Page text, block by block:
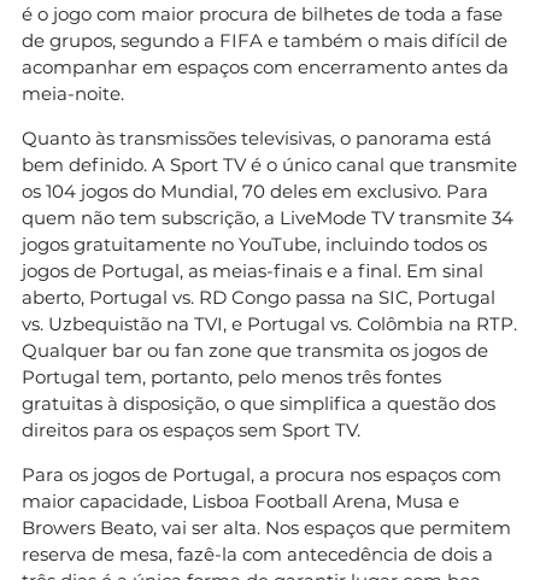
é o jogo com maior procura de bilhetes de toda a fase
de grupos, segundo a FIFA e também o mais difícil de
acompanhar em espaços com encerramento antes da
meia-noite.
Quanto às transmissões televisivas, o panorama está
bem definido. A Sport TV é o único canal que transmite
os 104 jogos do Mundial, 70 deles em exclusivo. Para
quem não tem subscrição, a LiveMode TV transmite 34
jogos gratuitamente no YouTube, incluindo todos os
jogos de Portugal, as meias-finais e a final. Em sinal
aberto, Portugal vs. RD Congo passa na SIC, Portugal
vs. Uzbequistão na TVI, e Portugal vs. Colômbia na RTP.
Qualquer bar ou fan zone que transmita os jogos de
Portugal tem, portanto, pelo menos três fontes
gratuitas à disposição, o que simplifica a questão dos
direitos para os espaços sem Sport TV.
Para os jogos de Portugal, a procura nos espaços com
maior capacidade, Lisboa Football Arena, Musa e
Browers Beato, vai ser alta. Nos espaços que permitem
reserva de mesa, fazê-la com antecedência de dois a